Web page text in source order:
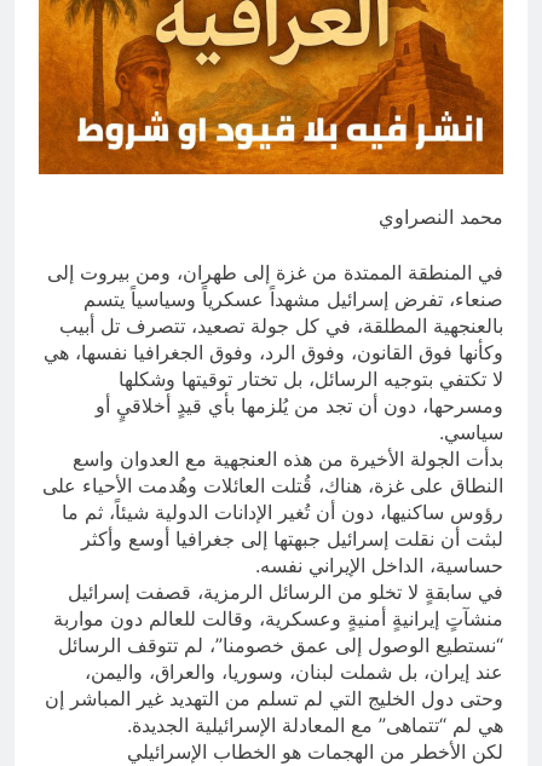
لهم الصلاة فلتقم طائفة منهم معك
وليأخذوا أٍسلحتهم)
12 ساعة Ago
مجلس عزاء حسيني (البصيرة في
القرآن الكريم وعند العباس عليه
السلام)12 ساعة Ago
محمد النصراوي
في المنطقة الممتدة من غزة إلى طهران، ومن بيروت إلى
صنعاء، تفرض إسرائيل مشهداً عسكرياً وسياسياً يتسم
بالعنجهية المطلقة، في كل جولة تصعيد، تتصرف تل أبيب
وكأنها فوق القانون، وفوق الرد، وفوق الجغرافيا نفسها، هي
لا تكتفي بتوجيه الرسائل، بل تختار توقيتها وشكلها
ومسرحها، دون أن تجد من يُلزمها بأي قيدٍ أخلاقيٍ أو
سياسي.
بدأت الجولة الأخيرة من هذه العنجهية مع العدوان واسع
النطاق على غزة، هناك، قُتلت العائلات وهُدمت الأحياء على
رؤوس ساكنيها، دون أن تُغير الإدانات الدولية شيئاً، ثم ما
لبثت أن نقلت إسرائيل جبهتها إلى جغرافيا أوسع وأكثر
حساسية، الداخل الإيراني نفسه.
في سابقةٍ لا تخلو من الرسائل الرمزية، قصفت إسرائيل
منشآتٍ إيرانيةٍ أمنيةٍ وعسكرية، وقالت للعالم دون مواربة
“نستطيع الوصول إلى عمق خصومنا”، لم تتوقف الرسائل
عند إيران، بل شملت لبنان، وسوريا، والعراق، واليمن،
وحتى دول الخليج التي لم تسلم من التهديد غير المباشر إن
هي لم “تتماهى” مع المعادلة الإسرائيلية الجديدة.
لكن الأخطر من الهجمات هو الخطاب الإسرائيلي